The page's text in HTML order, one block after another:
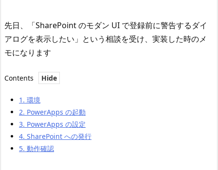
先日、「SharePoint のモダン UI で登録前に警告するダイ
アログを表示したい」という相談を受け、実装した時のメ
モになります
Contents
1. 環境
2. PowerApps の起動
3. PowerApps の設定
4. SharePoint への発行
5. 動作確認